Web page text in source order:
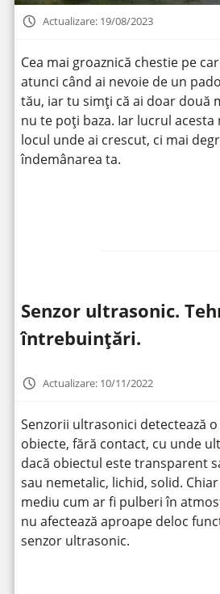
Actualizare: 19/08/2023
Cea mai groaznică chestie pe
atunci când ai nevoie de un
tău, iar tu simți că ai doar două
nu te poți baza. Iar lucrul
locul unde ai crescut, ci mai
îndemânarea ta.
Senzor ultrasonic.
întrebuințări.
Actualizare: 10/11/2022
Senzorii ultrasonici detectează
obiecte, fără contact, cu unde
dacă obiectul este transparent
sau nemetalic, lichid, solid.
mediu cum ar fi pulberi în
nu afectează aproape deloc
senzor ultrasonic.